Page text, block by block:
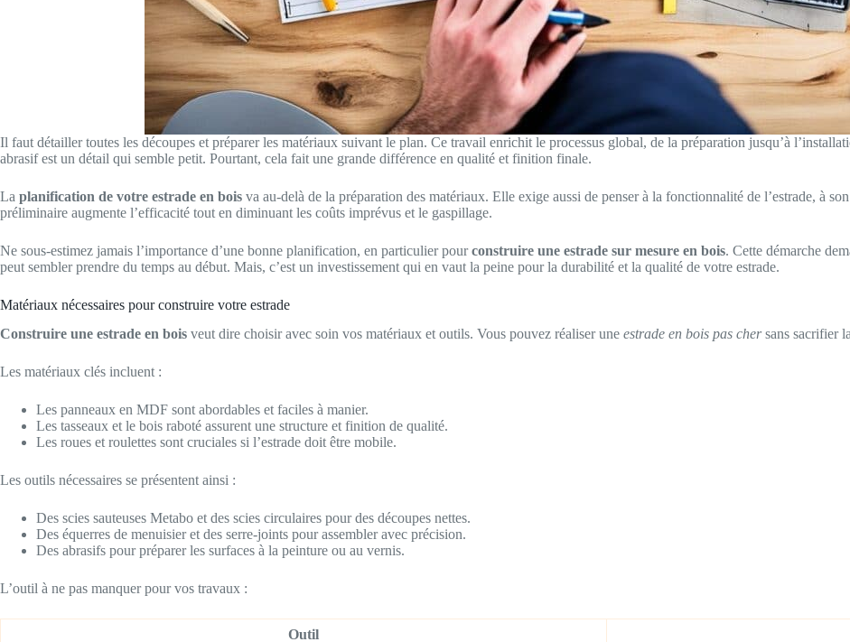
Il faut détailler toutes les découpes et préparer les matériaux suivant le plan. Ce travail enrichit le processus global, de la préparation jusqu’à
abrasif est un détail qui semble petit. Pourtant, cela fait une grande différence en qualité et finition finale.
La planification de votre estrade en bois va au-delà de la préparation des matériaux. Elle exige aussi de penser à la fonctionnalité de l’estrade, à
préliminaire augmente l’efficacité tout en diminuant les coûts imprévus et le gaspillage.
Ne sous-estimez jamais l’importance d’une bonne planification, en particulier pourconstruire une estrade sur mesure en bois. Cette démarche
peut sembler prendre du temps au début. Mais, c’est un investissement qui en vaut la peine pour la durabilité et la qualité de votre estrade.
Matériaux nécessaires pour construire votre estrade
Construire une estrade en bois veut dire choisir avec soin vos matériaux et outils. Vous pouvez réaliser une estrade en bois pas chersans sacrifier
Les matériaux clés incluent :
Les panneaux en MDF sont abordables et faciles à manier.
Les tasseaux et le bois raboté assurent une structure et finition de qualité.
Les roues et roulettes sont cruciales si l’estrade doit être mobile.
Les outils nécessaires se présentent ainsi :
Des scies sauteuses Metabo et des scies circulaires pour des découpes nettes.
Des équerres de menuisier et des serre-joints pour assembler avec précision.
Des abrasifs pour préparer les surfaces à la peinture ou au vernis.
L’outil à ne pas manquer pour vos travaux :
Outil